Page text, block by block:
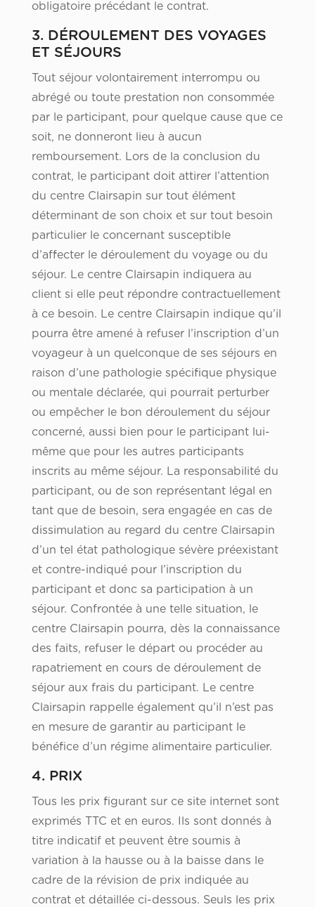
obligatoire précédant le contrat.
3. DÉROULEMENT DES VOYAGES
ET SÉJOURS
Tout séjour volontairement interrompu ou
abrégé ou toute prestation non consommée
par le participant, pour quelque cause que ce
soit, ne donneront lieu à aucun
remboursement. Lors de la conclusion du
contrat, le participant doit attirer l’attention
du centre Clairsapin sur tout élément
déterminant de son choix et sur tout besoin
particulier le concernant susceptible
d’affecter le déroulement du voyage ou du
séjour. Le centre Clairsapin indiquera au
client si elle peut répondre contractuellement
à ce besoin. Le centre Clairsapin indique qu’il
pourra être amené à refuser l’inscription d’un
voyageur à un quelconque de ses séjours en
raison d’une pathologie spécifique physique
ou mentale déclarée, qui pourrait perturber
ou empêcher le bon déroulement du séjour
concerné, aussi bien pour le participant lui-
même que pour les autres participants
inscrits au même séjour. La responsabilité du
participant, ou de son représentant légal en
tant que de besoin, sera engagée en cas de
dissimulation au regard du centre Clairsapin
d’un tel état pathologique sévère préexistant
et contre-indiqué pour l’inscription du
participant et donc sa participation à un
séjour. Confrontée à une telle situation, le
centre Clairsapin pourra, dès la connaissance
des faits, refuser le départ ou procéder au
rapatriement en cours de déroulement de
séjour aux frais du participant. Le centre
Clairsapin rappelle également qu’il n’est pas
en mesure de garantir au participant le
bénéfice d’un régime alimentaire particulier.
4. PRIX
Tous les prix figurant sur ce site internet sont
exprimés TTC et en euros. Ils sont donnés à
titre indicatif et peuvent être soumis à
variation à la hausse ou à la baisse dans le
cadre de la révision de prix indiquée au
contrat et détaillée ci-dessous. Seuls les prix